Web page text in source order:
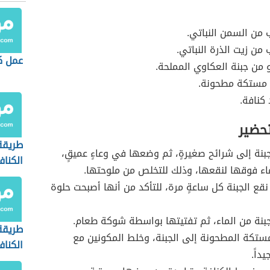
السمن النباتي.
زيت الذرة النباتي.
جبنة العكاوي المملحة.
مطحونة.
كنافة.
إلى شرائح صغيرةٍ، ثم وضعها في وعاءٍ عميقٍ،
فوقها لنقعها، وذلك للتخلص من ملوحتها.
نقع الجبنة كل ساعةٍ مرة، للتأكد من أنها أصبحت حلوة
من الماء، ثم تفتيتها بواسطة شوكة طعام.
المطحونة إلى الجبنة، وخلط المكونين مع
عمل